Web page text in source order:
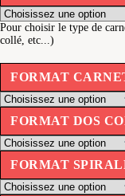
Pour choisir le type de
collé, etc...)
FORMAT
FORMAT DOS
FORMAT